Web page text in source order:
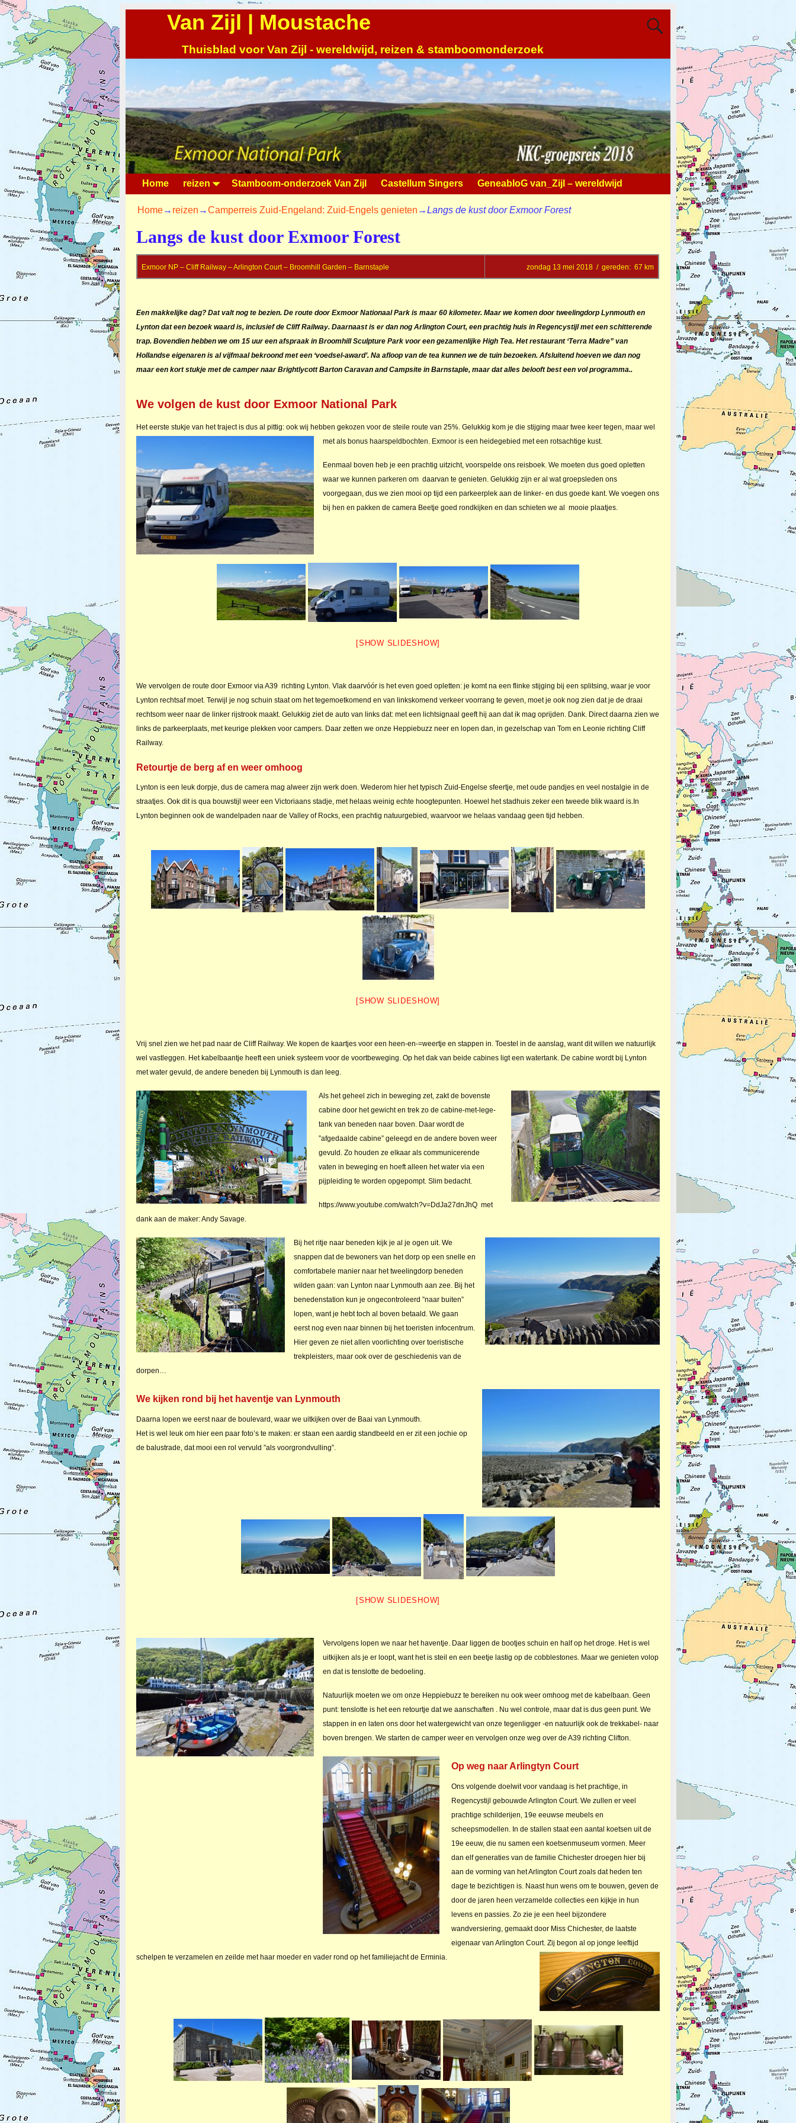
Van Zijl | Moustache
Thuisblad voor Van Zijl - wereldwijd, reizen & stamboomonderzoek
Home reizen Stamboom-onderzoek Van Zijl Castellum Singers GeneabloG van_Zijl – wereldwijd
Home→ reizen →Camperreis Zuid-Engeland: Zuid-Engels genieten →Langs de kust door Exmoor Forest
Langs de kust door Exmoor Forest
Exmoor NP – Cliff Railway – Arlington Court – Broomhill Garden – Barnstaple zondag 13 mei 2018 / gereden: 67 km
Een makkelijke dag? Dat valt nog te bezien. De route door Exmoor Nationaal Park is maar 60 kilometer. Maar we komen door tweelingdorp Lynmouth en
Lynton dat een bezoek waard is, inclusief de Cliff Railway. Daarnaast is er dan nog Arlington Court, een prachtig huis in Regencystijl met een schitterende
trap. Bovendien hebben we om 15 uur een afspraak in Broomhill Sculpture Park voor een gezamenlijke High Tea. Het restaurant ‘Terra Madre” van
Hollandse eigenaren is al vijfmaal bekroond met een ‘voedsel-award’. Na afloop van de tea kunnen we de tuin bezoeken. Afsluitend hoeven we dan nog
maar een kort stukje met de camper naar Brightlycott Barton Caravan and Campsite in Barnstaple, maar dat alles belooft best een vol programma..
We volgen de kust door Exmoor National Park
Het eerste stukje van het traject is dus al pittig: ook wij hebben gekozen voor de steile route van 25%. Gelukkig kom je die stijging maar twee keer tegen, maar wel
met als bonus haarspeldbochten. Exmoor is een heidegebied met een rotsachtige kust.
Eenmaal boven heb je een prachtig uitzicht, voorspelde ons reisboek. We moeten dus goed opletten
waar we kunnen parkeren om daarvan te genieten. Gelukkig zijn er al wat groepsleden ons
voorgegaan, dus we zien mooi op tijd een parkeerplek aan de linker- en dus goede kant. We voegen ons
bij hen en pakken de camera Beetje goed rondkijken en dan schieten we al mooie plaatjes.
[SHOW SLIDESHOW]
We vervolgen de route door Exmoor via A39 richting Lynton. Vlak daarvóór is het even goed opletten: je komt na een flinke stijging bij een splitsing, waar je voor
Lynton rechtsaf moet. Terwijl je nog schuin staat om het tegemoetkomend en van linkskomend verkeer voorrang te geven, moet je ook nog zien dat je de draai
rechtsom weer naar de linker rijstrook maakt. Gelukkig ziet de auto van links dat: met een lichtsignaal geeft hij aan dat ik mag oprijden. Dank. Direct daarna zien we
links de parkeerplaats, met keurige plekken voor campers. Daar zetten we onze Heppiebuzz neer en lopen dan, in gezelschap van Tom en Leonie richting Cliff
Railway.
Retourtje de berg af en weer omhoog
Lynton is een leuk dorpje, dus de camera mag alweer zijn werk doen. Wederom hier het typisch Zuid-Engelse sfeertje, met oude pandjes en veel nostalgie in de
straatjes. Ook dit is qua bouwstijl weer een Victoriaans stadje, met helaas weinig echte hoogtepunten. Hoewel het stadhuis zeker een tweede blik waard is.In
Lynton beginnen ook de wandelpaden naar de Valley of Rocks, een prachtig natuurgebied, waarvoor we helaas vandaag geen tijd hebben.
[SHOW SLIDESHOW]
Vrij snel zien we het pad naar de Cliff Railway. We kopen de kaartjes voor een heen-en-=weertje en stappen in. Toestel in de aanslag, want dit willen we natuurlijk
wel vastleggen. Het kabelbaantje heeft een uniek systeem voor de voortbeweging. Op het dak van beide cabines ligt een watertank. De cabine wordt bij Lynton
met water gevuld, de andere beneden bij Lynmouth is dan leeg.
Als het geheel zich in beweging zet, zakt de bovenste
cabine door het gewicht en trek zo de cabine-met-lege-
tank van beneden naar boven. Daar wordt de
”afgedaalde cabine” geleegd en de andere boven weer
gevuld. Zo houden ze elkaar als communicerende
vaten in beweging en hoeft alleen het water via een
pijpleiding te worden opgepompt. Slim bedacht.
https://www.youtube.com/watch?v=DdJa27dnJhQ met
dank aan de maker: Andy Savage.
Bij het ritje naar beneden kijk je al je ogen uit. We
snappen dat de bewoners van het dorp op een snelle en
comfortabele manier naar het tweelingdorp beneden
wilden gaan: van Lynton naar Lynmouth aan zee. Bij het
benedenstation kun je ongecontroleerd ”naar buiten”
lopen, want je hebt toch al boven betaald. We gaan
eerst nog even naar binnen bij het toeristen infocentrum.
Hier geven ze niet allen voorlichting over toeristische
trekpleisters, maar ook over de geschiedenis van de
dorpen…
We kijken rond bij het haventje van Lynmouth
Daarna lopen we eerst naar de boulevard, waar we uitkijken over de Baai van Lynmouth.
Het is wel leuk om hier een paar foto’s te maken: er staan een aardig standbeeld en er zit een jochie op
de balustrade, dat mooi een rol vervuld ”als voorgrondvulling”.
[SHOW SLIDESHOW]
Vervolgens lopen we naar het haventje. Daar liggen de bootjes schuin en half op het droge. Het is wel
uitkijken als je er loopt, want het is steil en een beetje lastig op de cobblestones. Maar we genieten volop
en dat is tenslotte de bedoeling.
Natuurlijk moeten we om onze Heppiebuzz te bereiken nu ook weer omhoog met de kabelbaan. Geen
punt: tenslotte is het een retourtje dat we aanschaften . Nu wel controle, maar dat is dus geen punt. We
stappen in en laten ons door het watergewicht van onze tegenligger -en natuurlijk ook de trekkabel- naar
boven brengen. We starten de camper weer en vervolgen onze weg over de A39 richting Clifton.
Op weg naar Arlingtyn Court
Ons volgende doelwit voor vandaag is het prachtige, in
Regencystijl gebouwde Arlington Court. We zullen er veel
prachtige schilderijen, 19e eeuwse meubels en
scheepsmodellen. In de stallen staat een aantal koetsen uit de
19e eeuw, die nu samen een koetsenmuseum vormen. Meer
dan elf generaties van de familie Chichester droegen hier bij
aan de vorming van het Arlington Court zoals dat heden ten
dage te bezichtigen is. Naast hun wens om te bouwen, geven de
door de jaren heen verzamelde collecties een kijkje in hun
levens en passies. Zo zie je een heel bijzondere
wandversiering, gemaakt door Miss Chichester, de laatste
eigenaar van Arlington Court. Zij begon al op jonge leeftijd
schelpen te verzamelen en zeilde met haar moeder en vader rond op het familiejacht de Erminia.